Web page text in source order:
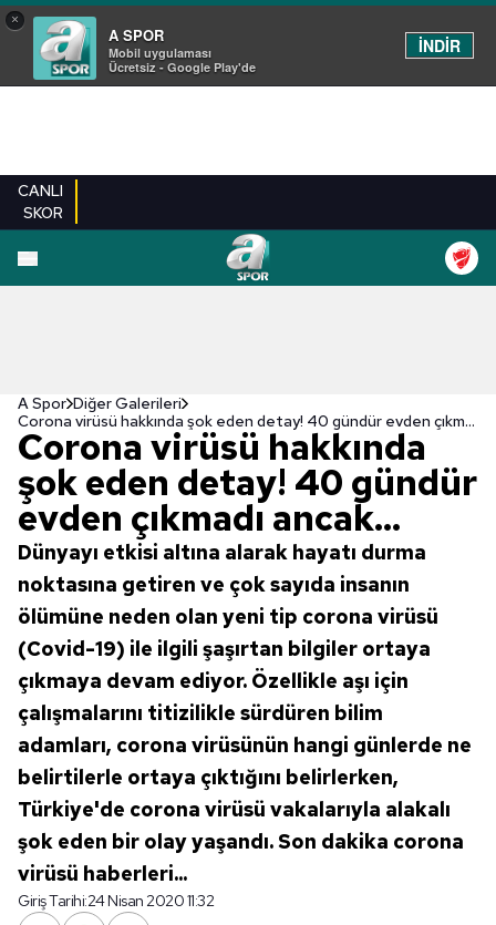
×
A SPOR
Mobil uygulaması
Ücretsiz - Google Play'de
İNDİR
CANLI
SKOR
EN YENILER
A Spor Diğer Galerileri
Corona virüsü hakkında şok eden detay! 40 gündür evden çıkmadı ancak...
Corona virüsü hakkında
şok eden detay! 40 gündür
evden çıkmadı ancak...
Dünyayı etkisi altına alarak hayatı durma
noktasına getiren ve çok sayıda insanın
ölümüne neden olan yeni tip corona virüsü
(Covid-19) ile ilgili şaşırtan bilgiler ortaya
çıkmaya devam ediyor. Özellikle aşı için
çalışmalarını titizilikle sürdüren bilim
adamları, corona virüsünün hangi günlerde ne
belirtilerle ortaya çıktığını belirlerken,
Türkiye'de corona virüsü vakalarıyla alakalı
şok eden bir olay yaşandı. Son dakika corona
virüsü haberleri...
Giriş Tarihi:24 Nisan 2020 11:32